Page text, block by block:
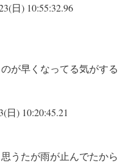
日) 10:55:32.96
が早くなってる気がする
日) 10:20:45.21
うたが雨が止んでたから